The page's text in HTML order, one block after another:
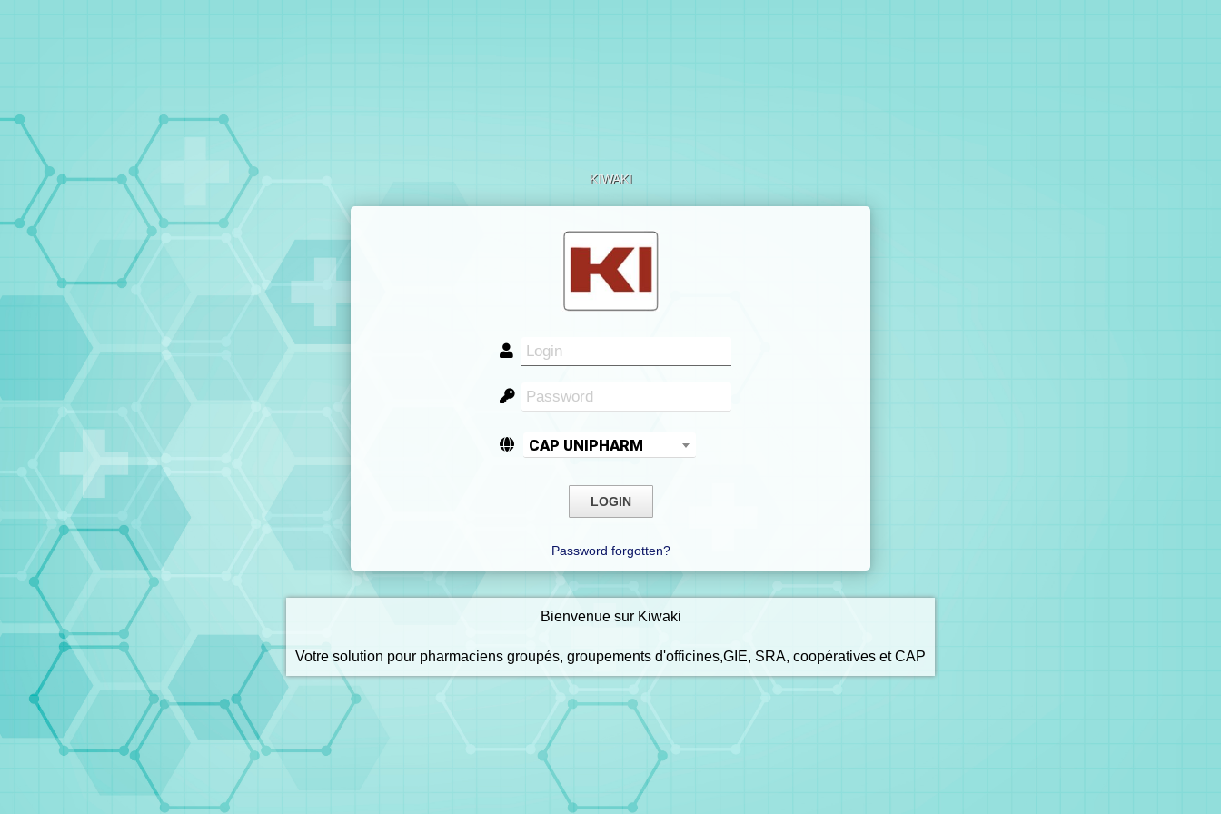
KIWAKI
CAP UNIPHARM
Password forgotten?
Bienvenue sur Kiwaki
Votre solution pour pharmaciens groupés, groupements d'officines,GIE, SRA, coopératives et CAP